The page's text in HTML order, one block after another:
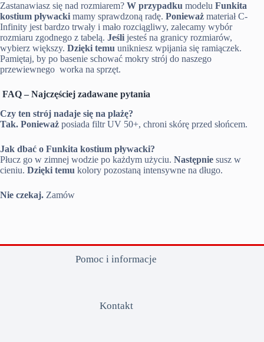
Zastanawiasz się nad rozmiarem? W przypadku modelu Funkita
kostium pływacki mamy sprawdzoną radę. Ponieważ materiał C-
Infinity jest bardzo trwały i mało rozciągliwy, zalecamy wybór
rozmiaru zgodnego z tabelą. Jeśli jesteś na granicy rozmiarów,
wybierz większy. Dzięki temu unikniesz wpijania się ramiączek.
Pamiętaj, by po basenie schować mokry strój do naszego
przewiewnego worka na sprzęt.
FAQ – Najczęściej zadawane pytania
Czy ten strój nadaje się na plażę?
Tak. Ponieważ posiada filtr UV 50+, chroni skórę przed słońcem.
Jak dbać o Funkita kostium pływacki?
Płucz go w zimnej wodzie po każdym użyciu. Następnie susz w
cieniu. Dzięki temu kolory pozostaną intensywne na długo.
Nie czekaj. Zamów
Pomoc i informacje
Kontakt